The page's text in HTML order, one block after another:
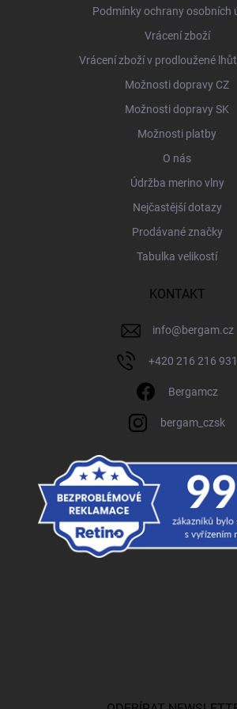
Podmínky ochrany osobních
Vrácení zboží
Vrácení zboží v prodloužené
Možnosti dopravy CZ
Možnosti dopravy SK
Možnosti platby
O nás
Údržba merino vlny
Nejčastější dotazy
Prodávané značky
Tabulka velikostí
KONTAKT
info@bergam.cz
+420 216 216 931
Bergamcz
bergam_czsk